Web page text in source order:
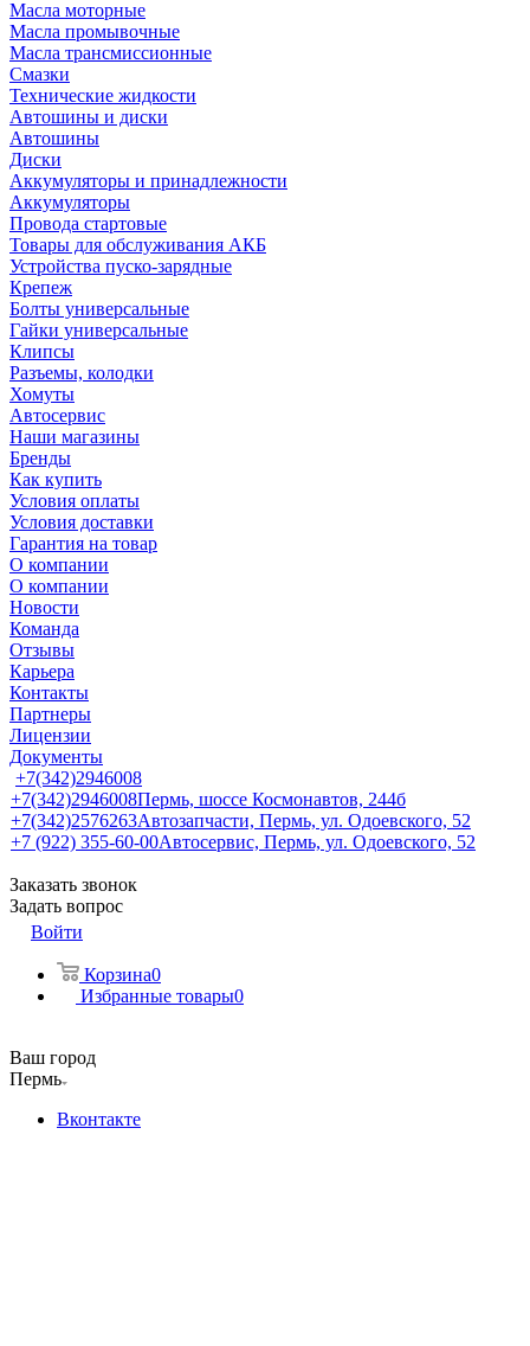
Масла моторные
Масла промывочные
Масла трансмиссионные
Смазки
Технические жидкости
Автошины и диски
Автошины
Диски
Аккумуляторы и принадлежности
Аккумуляторы
Провода стартовые
Товары для обслуживания АКБ
Устройства пуско-зарядные
Крепеж
Болты универсальные
Гайки универсальные
Клипсы
Разъемы, колодки
Хомуты
Автосервис
Наши магазины
Бренды
Как купить
Условия оплаты
Условия доставки
Гарантия на товар
О компании
О компании
Новости
Команда
Отзывы
Карьера
Контакты
Партнеры
Лицензии
Документы
+7(342)2946008
+7(342)2946008Пермь, шоссе Космонавтов, 244б
+7(342)2576263Автозапчасти, Пермь, ул. Одоевского, 52
+7 (922) 355-60-00Автосервис, Пермь, ул. Одоевского, 52
Заказать звонок
Задать вопрос
Войти
Корзина0
Избранные товары0
Ваш город
Пермь
Вконтакте